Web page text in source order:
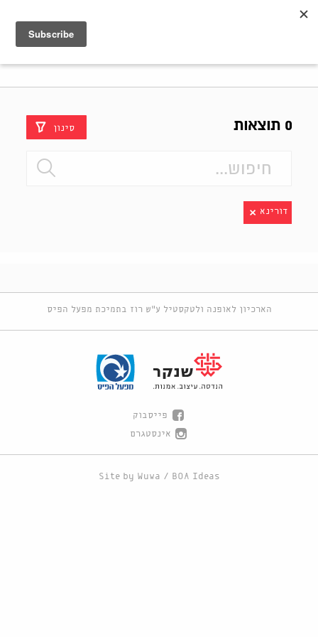
0 תוצאות סינון
דורינא
הארכיון לאופנה ולטקסטיל ע"ש רוז בתמיכת מפעל הפיס
פייסבוק
אינסטגרם
Site by Wuwa / BOA Ideas